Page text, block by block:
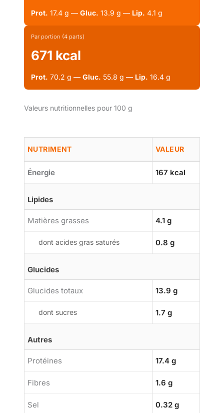
Prot. 17.4 g — Gluc. 13.9 g — Lip. 4.1 g
Par portion (4 parts)
671 kcal
Prot. 70.2 g — Gluc. 55.8 g — Lip. 16.4 g
Valeurs nutritionnelles pour 100 g
NUTRIMENT VALEUR
Énergie 167 kcal
Lipides
Matières grasses 4.1 g
dont acides gras saturés 0.8 g
Glucides
Glucides totaux 13.9 g
dont sucres 1.7 g
Autres
Protéines 17.4 g
Fibres 1.6 g
Sel 0.32 g